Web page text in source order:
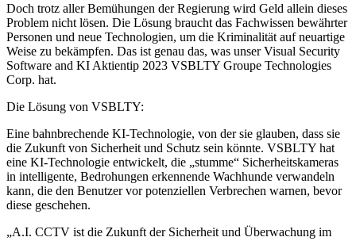
Doch trotz aller Bemühungen der Regierung wird Geld allein dieses
Problem nicht lösen. Die Lösung braucht das Fachwissen bewährter
Personen und neue Technologien, um die Kriminalität auf neuartige
Weise zu bekämpfen. Das ist genau das, was unser Visual Security
Software and KI Aktientip 2023 VSBLTY Groupe Technologies
Corp. hat.
Die Lösung von VSBLTY:
Eine bahnbrechende KI-Technologie, von der sie glauben, dass sie
die Zukunft von Sicherheit und Schutz sein könnte. VSBLTY hat
eine KI-Technologie entwickelt, die „stumme“ Sicherheitskameras
in intelligente, Bedrohungen erkennende Wachhunde verwandeln
kann, die den Benutzer vor potenziellen Verbrechen warnen, bevor
diese geschehen.
„A.I. CCTV ist die Zukunft der Sicherheit und Überwachung im